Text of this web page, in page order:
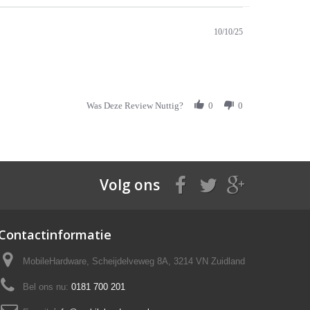
10/10/25
Was Deze Review Nuttig? 0 0
Volg ons
MobileHardware, Scheijdelveweg 8A, 3214 VN Zuidland
Bel ons nu:0181 700 201